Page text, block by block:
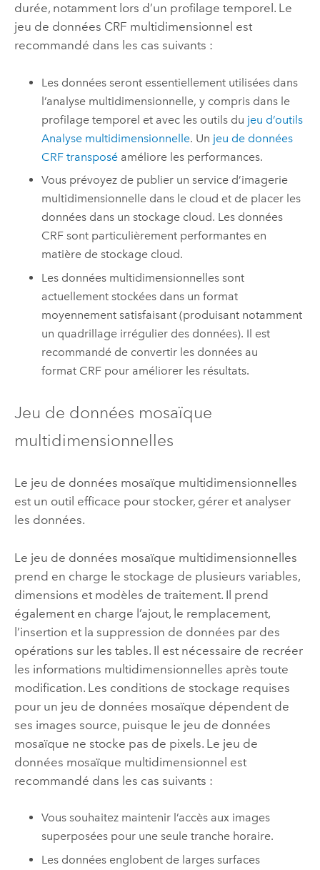
durée, notamment lors d’un profilage temporel. Le
jeu de données CRF multidimensionnel est
recommandé dans les cas suivants :
Les données seront essentiellement utilisées dans
l’analyse multidimensionnelle, y compris dans le
profilage temporel et avec les outils du jeu d’outils
Analyse multidimensionnelle. Un jeu de données
CRF transposé améliore les performances.
Vous prévoyez de publier un service d’imagerie
multidimensionnelle dans le cloud et de placer les
données dans un stockage cloud. Les données
CRF sont particulièrement performantes en
matière de stockage cloud.
Les données multidimensionnelles sont
actuellement stockées dans un format
moyennement satisfaisant (produisant notamment
un quadrillage irrégulier des données). Il est
recommandé de convertir les données au
format CRF pour améliorer les résultats.
Jeu de données mosaïque
multidimensionnelles
Le jeu de données mosaïque multidimensionnelles
est un outil efficace pour stocker, gérer et analyser
les données.
Le jeu de données mosaïque multidimensionnelles
prend en charge le stockage de plusieurs variables,
dimensions et modèles de traitement. Il prend
également en charge l’ajout, le remplacement,
l’insertion et la suppression de données par des
opérations sur les tables. Il est nécessaire de recréer
les informations multidimensionnelles après toute
modification. Les conditions de stockage requises
pour un jeu de données mosaïque dépendent de
ses images source, puisque le jeu de données
mosaïque ne stocke pas de pixels. Le jeu de
données mosaïque multidimensionnel est
recommandé dans les cas suivants :
Vous souhaitez maintenir l’accès aux images
superposées pour une seule tranche horaire.
Les données englobent de larges surfaces